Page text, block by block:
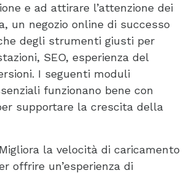
e ad attirare l’attenzione dei
un negozio online di successo
degli strumenti giusti per
SEO, esperienza del
I seguenti moduli
funzionano bene con
supportare la crescita della
la velocità di caricamento
offrire un’esperienza di